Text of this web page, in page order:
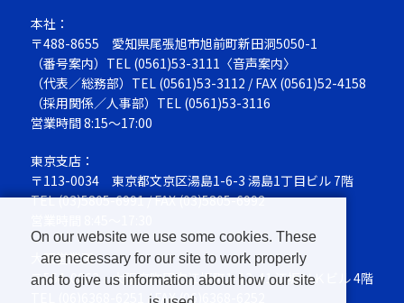
本社：
〒488-8655 愛知県尾張旭市旭前町新田洞5050-1
（番号案内）TEL (0561)53-3111 〈音声案内〉
（代表／総務部）TEL (0561)53-3112 / FAX (0561)52-4158
（採用関係／人事部）TEL (0561)53-3116
営業時間 8:15～17:00
東京支店：
〒113-0034 東京都文京区湯島1-6-3 湯島1丁目ビル 7階
TEL(03)5805-6991/ FAX (03)5805-6992
大阪営業所：
〒564-0063大阪府吹田市江坂町1-13-41 江坂ＮＫビル 4階
/ FAX (06)6368-6252
On our website we use some cookies. These
are necessary for our site to work properly
and to give us information about how our site